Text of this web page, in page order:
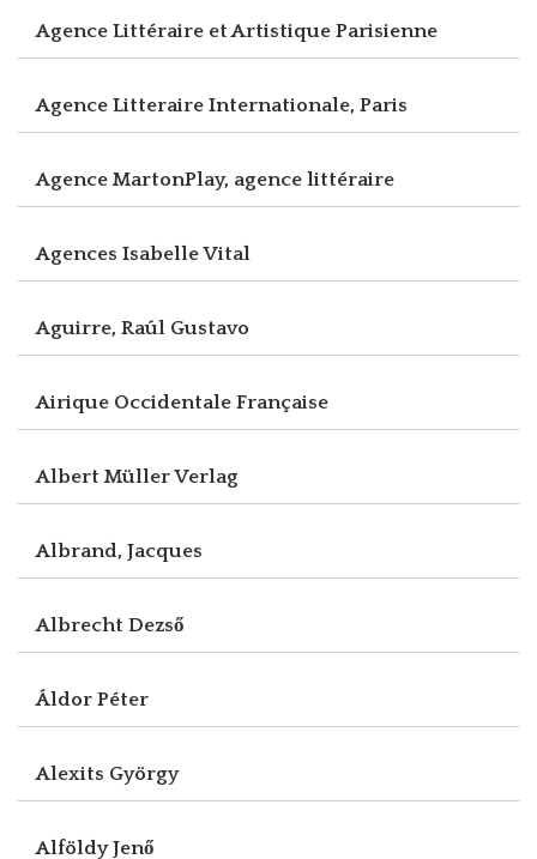
Agence Littéraire et Artistique Parisienne
Agence Litteraire Internationale, Paris
Agence MartonPlay, agence littéraire
Agences Isabelle Vital
Aguirre, Raúl Gustavo
Airique Occidentale Française
Albert Müller Verlag
Albrand, Jacques
Albrecht Dezső
Áldor Péter
Alexits György
Alföldy Jenő